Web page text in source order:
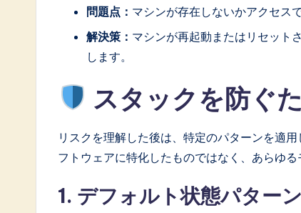
問題点： マシンが存在しないかアクセス
解決策： マシンが再起動またはリセット
します。
スタックを防ぐ
リスクを理解した後は、特定のパターンを適
フトウェアに特化したものではなく、あらゆ
1. デフォルト状態パターン